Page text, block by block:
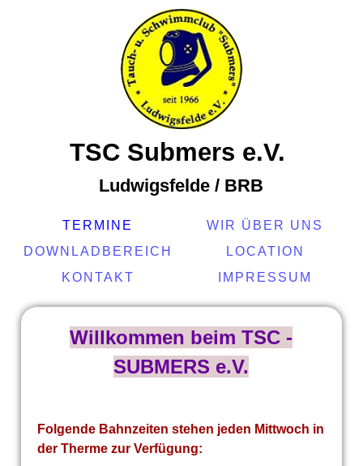
TSC Submers e.V.
Ludwigsfelde / BRB
TERMINE
WIR ÜBER UNS
DOWNLADBEREICH
LOCATION
KONTAKT
IMPRESSUM
Willkommen beim TSC -
SUBMERS e.V.
Folgende Bahnzeiten stehen jeden Mittwoch in
der Therme zur Verfügung: